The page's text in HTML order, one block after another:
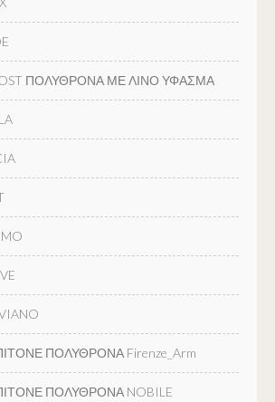
ΠΟΛΥΘΡΟΝΑ ΜΕ ΛΙΝΟ ΥΦΑΣΜΑ
ΠΟΛΥΘΡΟΝΑ Firenze_Arm
ΠΟΛΥΘΡΟΝΑ NOBILE